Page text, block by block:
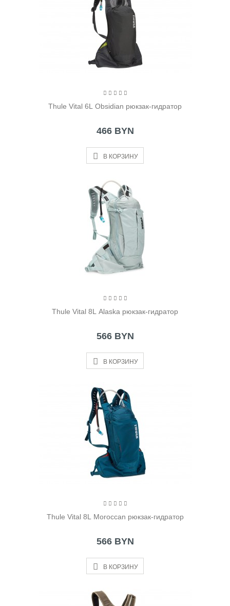
Thule Vital 6L Obsidian рюкзак-гидратор
466 BYN
В КОРЗИНУ
Thule Vital 8L Alaska рюкзак-гидратор
566 BYN
В КОРЗИНУ
Thule Vital 8L Moroccan рюкзак-гидратор
566 BYN
В КОРЗИНУ